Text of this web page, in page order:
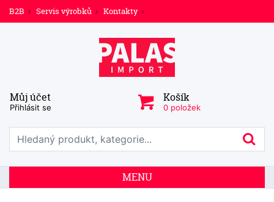
B2B Servis výrobků Kontakty
Můj účet
Přihlásit se
Košík
0 položek
Prohledat web
MENU